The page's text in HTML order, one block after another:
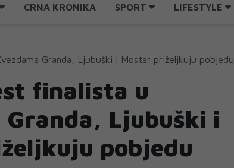
CRNA KRONIKA SPORT LIFESTYLE
Granda, Ljubuški i Mostar priželjkuju pobjedu
finalista u
Granda, Ljubuški i
pobjedu